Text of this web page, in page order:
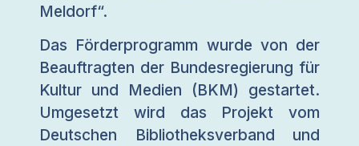
Meldorf“.
Das Förderprogramm wurde von der
Beauftragten der Bundesregierung für
Kultur und Medien (BKM) gestartet.
Umgesetzt wird das Projekt vom
Deutschen Bibliotheksverband und